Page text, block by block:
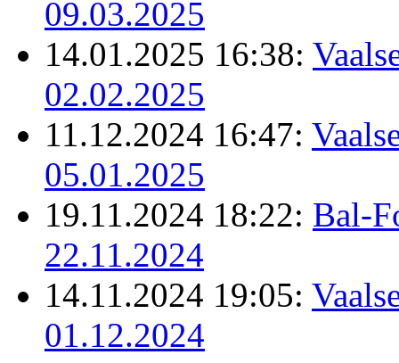
09.03.2025
14.01.2025 16:38:
02.02.2025
11.12.2024 16:47:
05.01.2025
19.11.2024 18:22: Bal-
22.11.2024
14.11.2024 19:05:
01.12.2024